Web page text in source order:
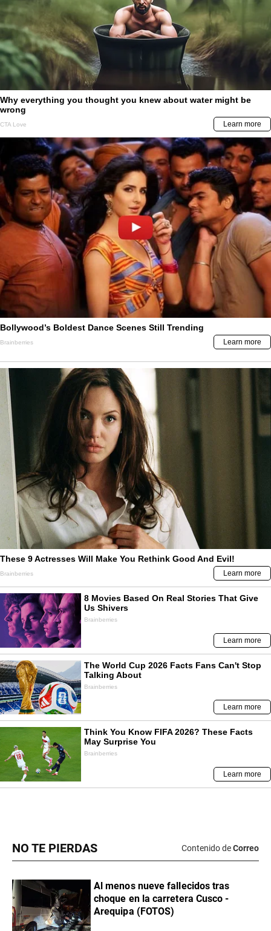
NO TE PIERDAS Contenido deCorreo
Al menos nueve fallecidos tras
choque en la carretera Cusco -
Arequipa (FOTOS)